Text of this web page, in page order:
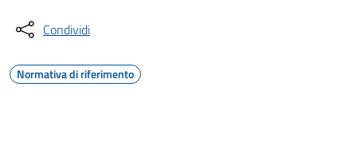
Condividi
Normativa di riferimento